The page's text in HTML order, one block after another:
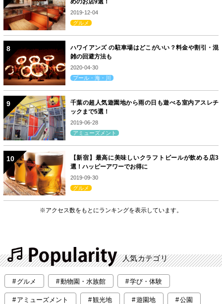
めのお店9選！
2019-12-04
グルメ
ハワイアンズ の駐車場はどこがいい？料金や割引・混
雑の回避方法も
2020-04-30
プール・海・川
千葉の超人気遊園地から雨の日も遊べる室内アスレチ
ックまで5選！
2019-06-28
アミューズメント
【新宿】最高に美味しいクラフトビールが飲める店3
選！ハッピーアワーでお得に
2019-09-30
グルメ
※アクセス数をもとにランキングを表示しています。
人気カテゴリ
グルメ 動物園・水族館 学び・体験
アミューズメント 観光地 遊園地 公園